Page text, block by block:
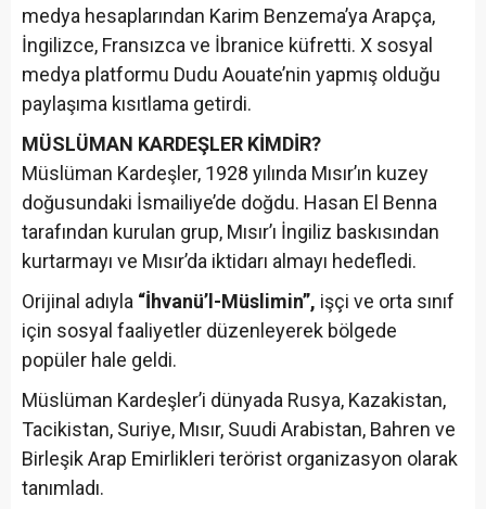
medya hesaplarından Karim Benzema’ya Arapça,
İngilizce, Fransızca ve İbranice küfretti. X sosyal
medya platformu Dudu Aouate’nin yapmış olduğu
paylaşıma kısıtlama getirdi.
MÜSLÜMAN KARDEŞLER KİMDİR?
Müslüman Kardeşler, 1928 yılında Mısır’ın kuzey
doğusundaki İsmailiye’de doğdu. Hasan El Benna
tarafından kurulan grup, Mısır’ı İngiliz baskısından
kurtarmayı ve Mısır’da iktidarı almayı hedefledi.
Orijinal adıyla “İhvanü’l-Müslimin”, işçi ve orta sınıf
için sosyal faaliyetler düzenleyerek bölgede
popüler hale geldi.
Müslüman Kardeşler’i dünyada Rusya, Kazakistan,
Tacikistan, Suriye, Mısır, Suudi Arabistan, Bahren ve
Birleşik Arap Emirlikleri terörist organizasyon olarak
tanımladı.